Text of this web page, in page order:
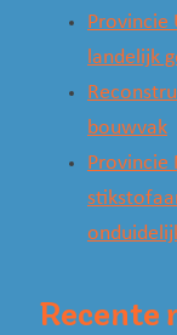
landelijk
bouwvak
Recente